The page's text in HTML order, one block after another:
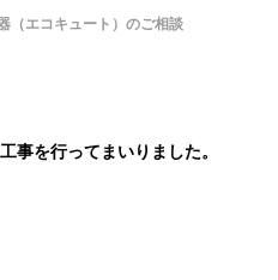
（エコキュート）のご相談
事を行ってまいりました。